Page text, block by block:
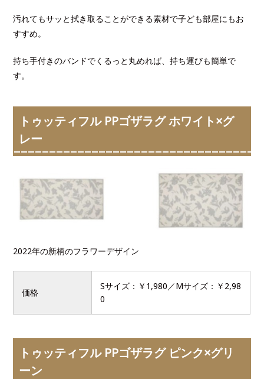
汚れてもサッと拭き取ることができる素材で子ども部屋にもお
すすめ。
持ち手付きのバンドでくるっと丸めれば、持ち運びも簡単で
す。
トゥッティフル PPゴザラグ ホワイト×グ
レー
2022年の新柄のフラワーデザイン
価格
Sサイズ：￥1,980／Mサイズ：￥2,98
0
トゥッティフル PPゴザラグ ピンク×グリ
ーン